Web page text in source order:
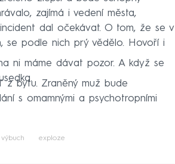
zajímá i vedení města,
dal očekávat. O tom, že se v
se podle nich prý vědělo. Hovoří i
ni máme dávat pozor. A když se
z bytu. Zraněný muž bude
s omamnými a psychotropními
výbuch exploze